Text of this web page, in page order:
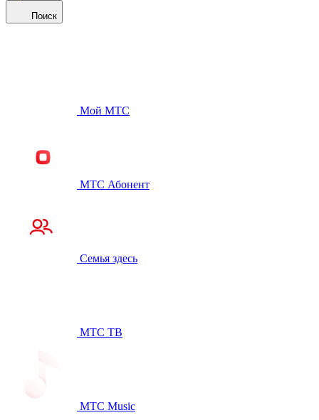
Поиск
Мой МТС
МТС Абонент
Семья здесь
МТС ТВ
МТС Music